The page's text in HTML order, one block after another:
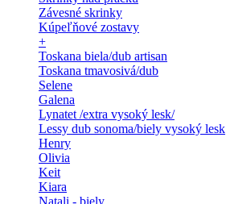
Závesné skrinky
Kúpeľňové zostavy
+
Toskana biela/dub artisan
Toskana tmavosivá/dub
Selene
Galena
Lynatet /extra vysoký lesk/
Lessy dub sonoma/biely vysoký lesk
Henry
Olivia
Keit
Kiara
Natali - biely